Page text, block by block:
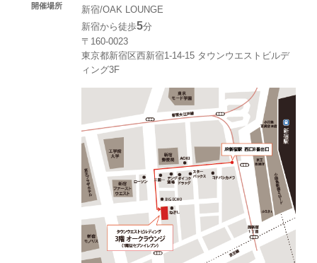
開催場所
新宿/OAK LOUNGE
新宿から徒歩5分
〒160-0023
東京都新宿区西新宿1-14-15 タウンウエストビルデ
ィング3F